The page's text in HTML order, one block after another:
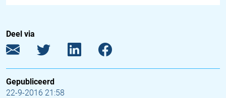
Deel via
Gepubliceerd
22-9-2016 21:58